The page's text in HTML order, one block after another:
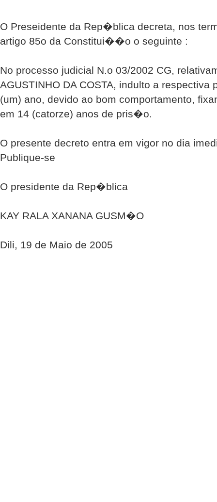
O Preseidente da Rep�blica decreta, nos
artigo 85o da Constitui��o o seguinte :
No processo judicial N.o 03/2002 CG,
AGUSTINHO DA COSTA, indulto a
(um) ano, devido ao bom comportamento,
em 14 (catorze) anos de pris�o.
O presente decreto entra em vigor no dia
Publique-se
O presidente da Rep�blica
KAY RALA XANANA GUSM�O
Dili, 19 de Maio de 2005